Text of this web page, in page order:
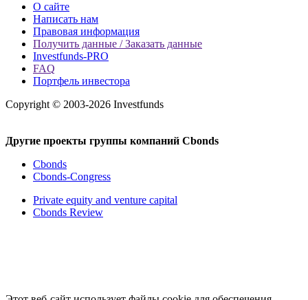
О сайте
Написать нам
Правовая информация
Получить данные / Заказать данные
Investfunds-PRO
FAQ
Портфель инвестора
Copyright © 2003-2026 Investfunds
Другие проекты группы компаний Cbonds
Cbonds
Cbonds-Congress
Private equity and venture capital
Cbonds Review